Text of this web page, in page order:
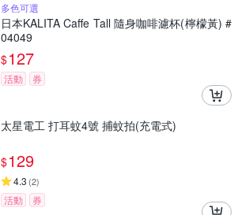
多色可選
日本KALITA Caffe Tall 隨身咖啡濾杯(檸檬黃) #
04049
$127
活動 券
太星電工 打耳蚊4號 捕蚊拍(充電式)
$129
4.3 (2)
活動 券